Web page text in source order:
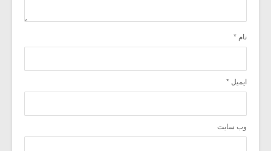
نام *
ایمیل *
وب‌ سایت